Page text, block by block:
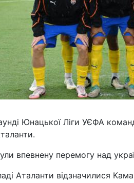
Юнацької Ліги УЄФА
впевнену перемогу над
Аталанти відзначилися